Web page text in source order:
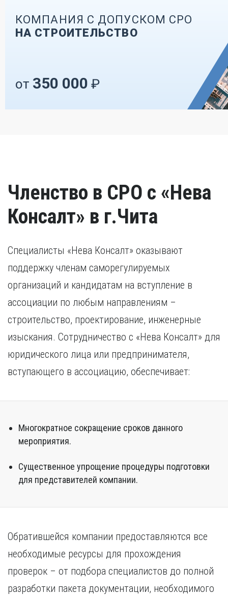
КОМПАНИЯ С ДОПУСКОМ СРО
НА СТРОИТЕЛЬСТВО
от 350 000 ₽
Членство в СРО с «Нева
Консалт» в г.Чита
Специалисты «Нева Консалт» оказывают
поддержку членам саморегулируемых
организаций и кандидатам на вступление в
ассоциации по любым направлениям –
строительство, проектирование, инженерные
изыскания. Сотрудничество с «Нева Консалт» для
юридического лица или предпринимателя,
вступающего в ассоциацию, обеспечивает:
Многократное сокращение сроков данного
мероприятия.
Существенное упрощение процедуры подготовки
для представителей компании.
Обратившейся компании предоставляются все
необходимые ресурсы для прохождения
проверок – от подбора специалистов до полной
разработки пакета документации, необходимого